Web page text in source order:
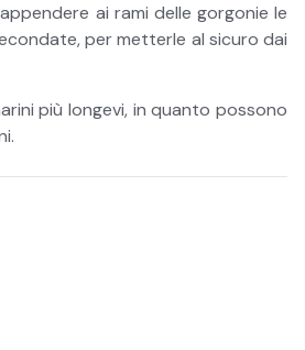
ai rami delle gorgonie le
per metterle al sicuro dai
più longevi, in quanto possono